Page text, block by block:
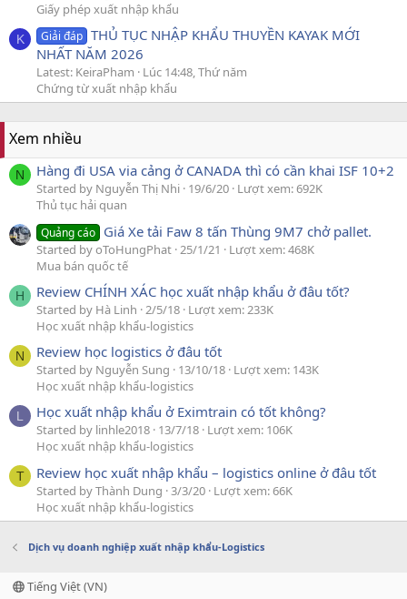
Giấy phép xuất nhập khẩu
K Giải đáp THỦ TỤC NHẬP KHẨU THUYỀN KAYAK MỚI
NHẤT NĂM 2026
Latest: KeiraPham
Lúc 14:48, Thứ năm
Chứng từ xuất nhập khẩu
Xem nhiều
N Hàng đi USA via cảng ở CANADA thì có cần khai ISF 10+2
Started by Nguyễn Thị Nhi 19/6/20 Lượt xem: 692K
Thủ tục hải quan
Quảng cáo Giá Xe tải Faw 8 tấn Thùng 9M7 chở pallet.
Started by oToHungPhat 25/1/21
Lượt xem: 468K
Mua bán quốc tế
H Review CHÍNH XÁC học xuất nhập khẩu ở đâu tốt?
Started by Hà Linh 2/5/18 Lượt xem: 233K
Học xuất nhập khẩu-logistics
N Review học logistics ở đâu tốt
Started by Nguyễn Sung 13/10/18 Lượt xem: 143K
Học xuất nhập khẩu-logistics
L Học xuất nhập khẩu ở Eximtrain có tốt không?
Started by linhle2018 13/7/18 Lượt xem: 106K
Học xuất nhập khẩu-logistics
T Review học xuất nhập khẩu – logistics online ở đâu tốt
Started by Thành Dung 3/3/20 Lượt xem: 66K
Học xuất nhập khẩu-logistics
Dịch vụ doanh nghiệp xuất nhập khẩu-Logistics
Tiếng Việt (VN)